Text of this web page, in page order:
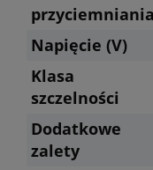
przyciemniania
Napięcie (V)
Klasa
szczelności
Dodatkowe
zalety